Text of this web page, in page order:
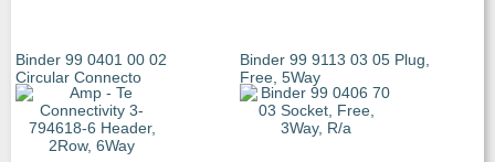
Binder 99 0401 00 02
Circular Connecto
Binder 99 9113 03 05 Plug,
Free, 5Way